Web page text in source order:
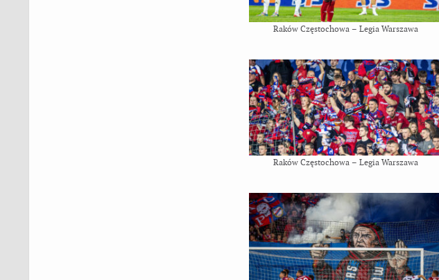
Raków Częstochowa – Legia Warszawa
Raków Częstochowa – Legia Warszawa